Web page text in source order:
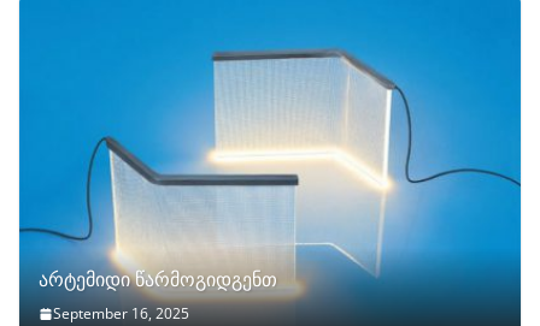
არტემიდი წარმოგიდგენთ
September 16, 2025